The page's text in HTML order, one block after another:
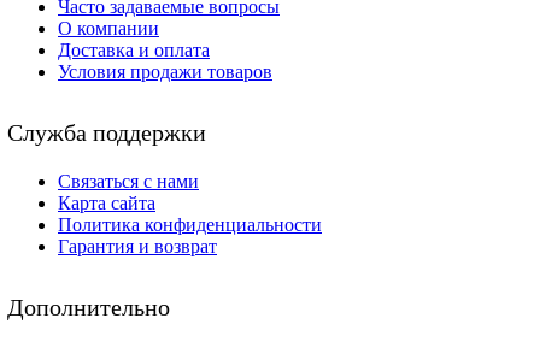
Часто задаваемые вопросы
О компании
Доставка и оплата
Условия продажи товаров
Служба поддержки
Связаться с нами
Карта сайта
Политика конфиденциальности
Гарантия и возврат
Дополнительно